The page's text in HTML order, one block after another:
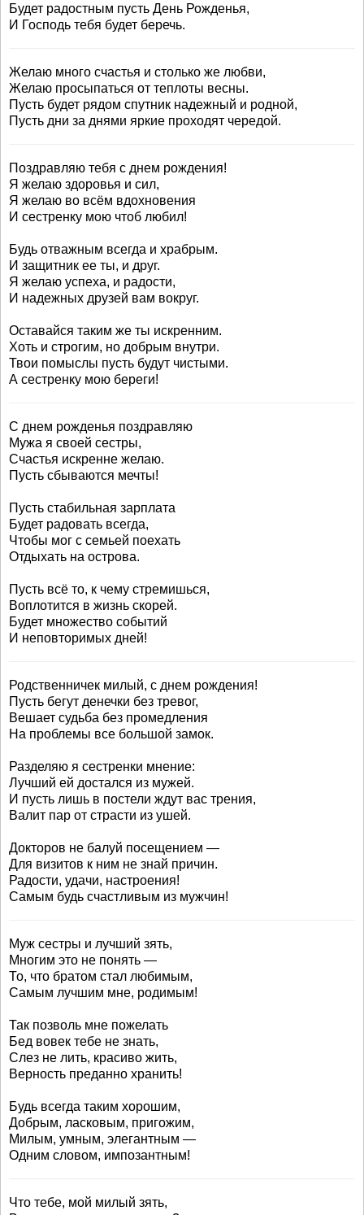
Будет радостным пусть День Рожденья,
И Господь тебя будет беречь.
Желаю много счастья и столько же любви,
Желаю просыпаться от теплоты весны.
Пусть будет рядом спутник надежный и родной,
Пусть дни за днями яркие проходят чередой.
Поздравляю тебя с днем рождения!
Я желаю здоровья и сил,
Я желаю во всём вдохновения
И сестренку мою чтоб любил!
Будь отважным всегда и храбрым.
И защитник ее ты, и друг.
Я желаю успеха, и радости,
И надежных друзей вам вокруг.
Оставайся таким же ты искренним.
Хоть и строгим, но добрым внутри.
Твои помыслы пусть будут чистыми.
А сестренку мою береги!
С днем рожденья поздравляю
Мужа я своей сестры,
Счастья искренне желаю.
Пусть сбываются мечты!
Пусть стабильная зарплата
Будет радовать всегда,
Чтобы мог с семьей поехать
Отдыхать на острова.
Пусть всё то, к чему стремишься,
Воплотится в жизнь скорей.
Будет множество событий
И неповторимых дней!
Родственничек милый, с днем рождения!
Пусть бегут денечки без тревог,
Вешает судьба без промедления
На проблемы все большой замок.
Разделяю я сестренки мнение:
Лучший ей достался из мужей.
И пусть лишь в постели ждут вас трения,
Валит пар от страсти из ушей.
Докторов не балуй посещением —
Для визитов к ним не знай причин.
Радости, удачи, настроения!
Самым будь счастливым из мужчин!
Муж сестры и лучший зять,
Многим это не понять —
То, что братом стал любимым,
Самым лучшим мне, родимым!
Так позволь мне пожелать
Бед вовек тебе не знать,
Слез не лить, красиво жить,
Верность преданно хранить!
Будь всегда таким хорошим,
Добрым, ласковым, пригожим,
Милым, умным, элегантным —
Одним словом, импозантным!
Что тебе, мой милый зять,